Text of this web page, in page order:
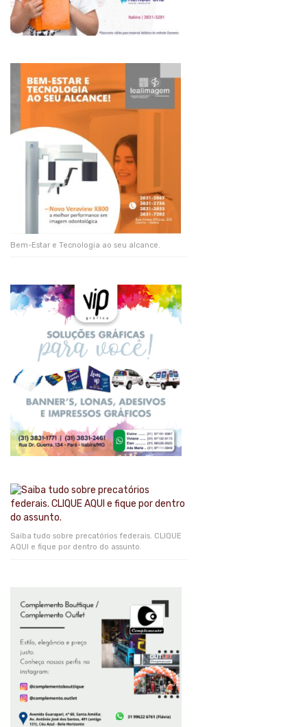
Bem-Estar e Tecnologia ao seu alcance.
Saiba tudo sobre precatórios federais. CLIQUE
AQUI e fique por dentro do assunto.